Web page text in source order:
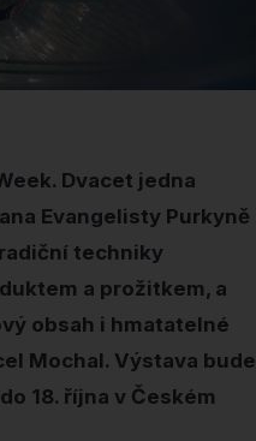
Dvacet jedna
Evangelisty Purkyně
techniky
a prožitkem, a
obsah i hmatatelné
Mochal. Výstava bude
18. října v Českém